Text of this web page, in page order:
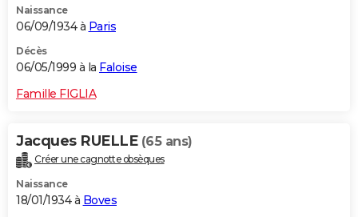
Naissance
06/09/1934 à Paris
Décès
06/05/1999 à la Faloise
Famille FIGLIA
Jacques RUELLE (65 ans)
Créer une cagnotte obsèques
Naissance
18/01/1934 à Boves